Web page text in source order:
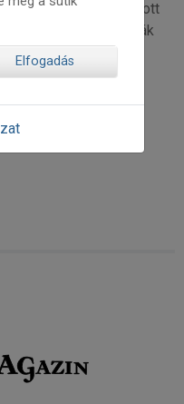
hagyott az, amit ott
ők is megcsinálják
Elfogadás